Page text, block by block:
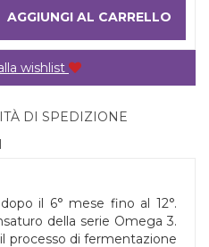
AGGIUNGI AL CARRELLO
wishlist
DI SPEDIZIONE
il 6° mese fino al 12°.
della serie Omega 3.
processo di fermentazione